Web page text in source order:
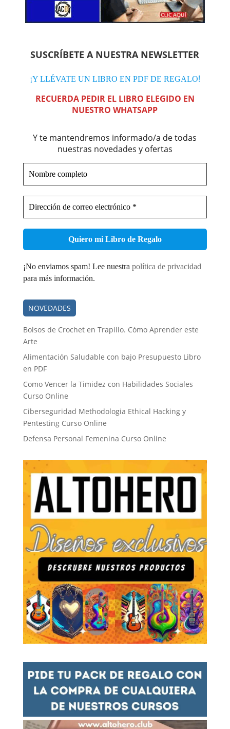
SUSCRÍBETE A NUESTRA NEWSLETTER
¡Y LLÉVATE UN LIBRO EN PDF DE REGALO!
RECUERDA PEDIR EL LIBRO ELEGIDO EN
NUESTRO WHATSAPP
Y te mantendremos informado/a de todas
nuestras novedades y ofertas
completo
de
correo
electrónico
¡No enviamos spam! Lee nuestra política de privacidad
para más información.
NOVEDADES
Bolsos de Crochet en Trapillo. Cómo Aprender este
Arte
Alimentación Saludable con bajo Presupuesto Libro
en PDF
Como Vencer la Timidez con Habilidades Sociales
Curso Online
Ciberseguridad Methodologia Ethical Hacking y
Pentesting Curso Online
Defensa Personal Femenina Curso Online